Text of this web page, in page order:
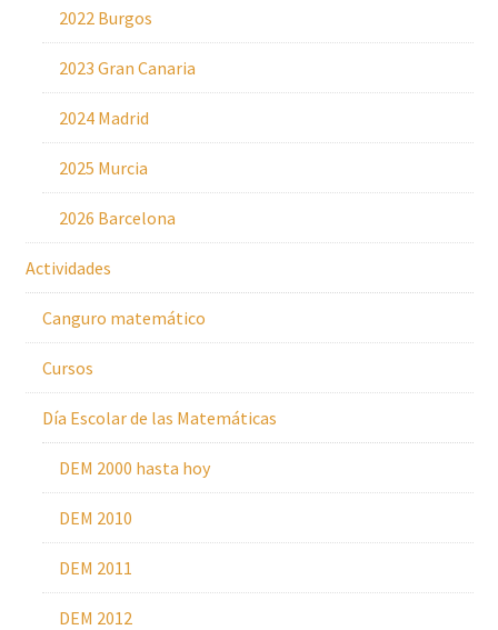
2022 Burgos
2023 Gran Canaria
2024 Madrid
2025 Murcia
2026 Barcelona
Actividades
Canguro matemático
Cursos
Día Escolar de las Matemáticas
DEM 2000 hasta hoy
DEM 2010
DEM 2011
DEM 2012